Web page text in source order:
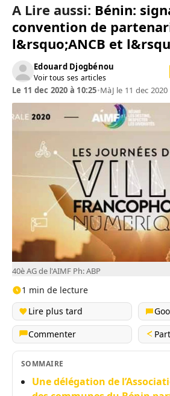
A Lire aussi: Bénin:
convention de
l&rsquo;ANCB et
Edouard Djogbénou
Voir tous ses articles
Le 11 dec 2020 à 10:25•MàJ le 11 dec 2020
40è AG de l'AIMF Ph: ABP
1 min de lecture
Lire plus tard
Commenter
SOMMAIRE
Une délégation de